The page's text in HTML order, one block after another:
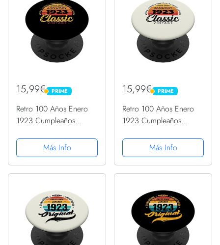
15,99€ PRIME
PRIME
Retro 100 Años Enero
1923 Cumpleaños
PopSockets PopGrip
Intercambiable
Más Info
15,99€ PRIME
PRIME
Retro 100 Años Enero
1923 Cumpleaños
PopSockets PopGrip
Intercambiable
Más Info